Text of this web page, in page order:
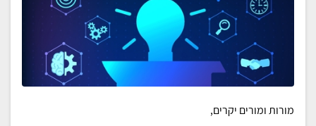
מורות ומורים יקרים,